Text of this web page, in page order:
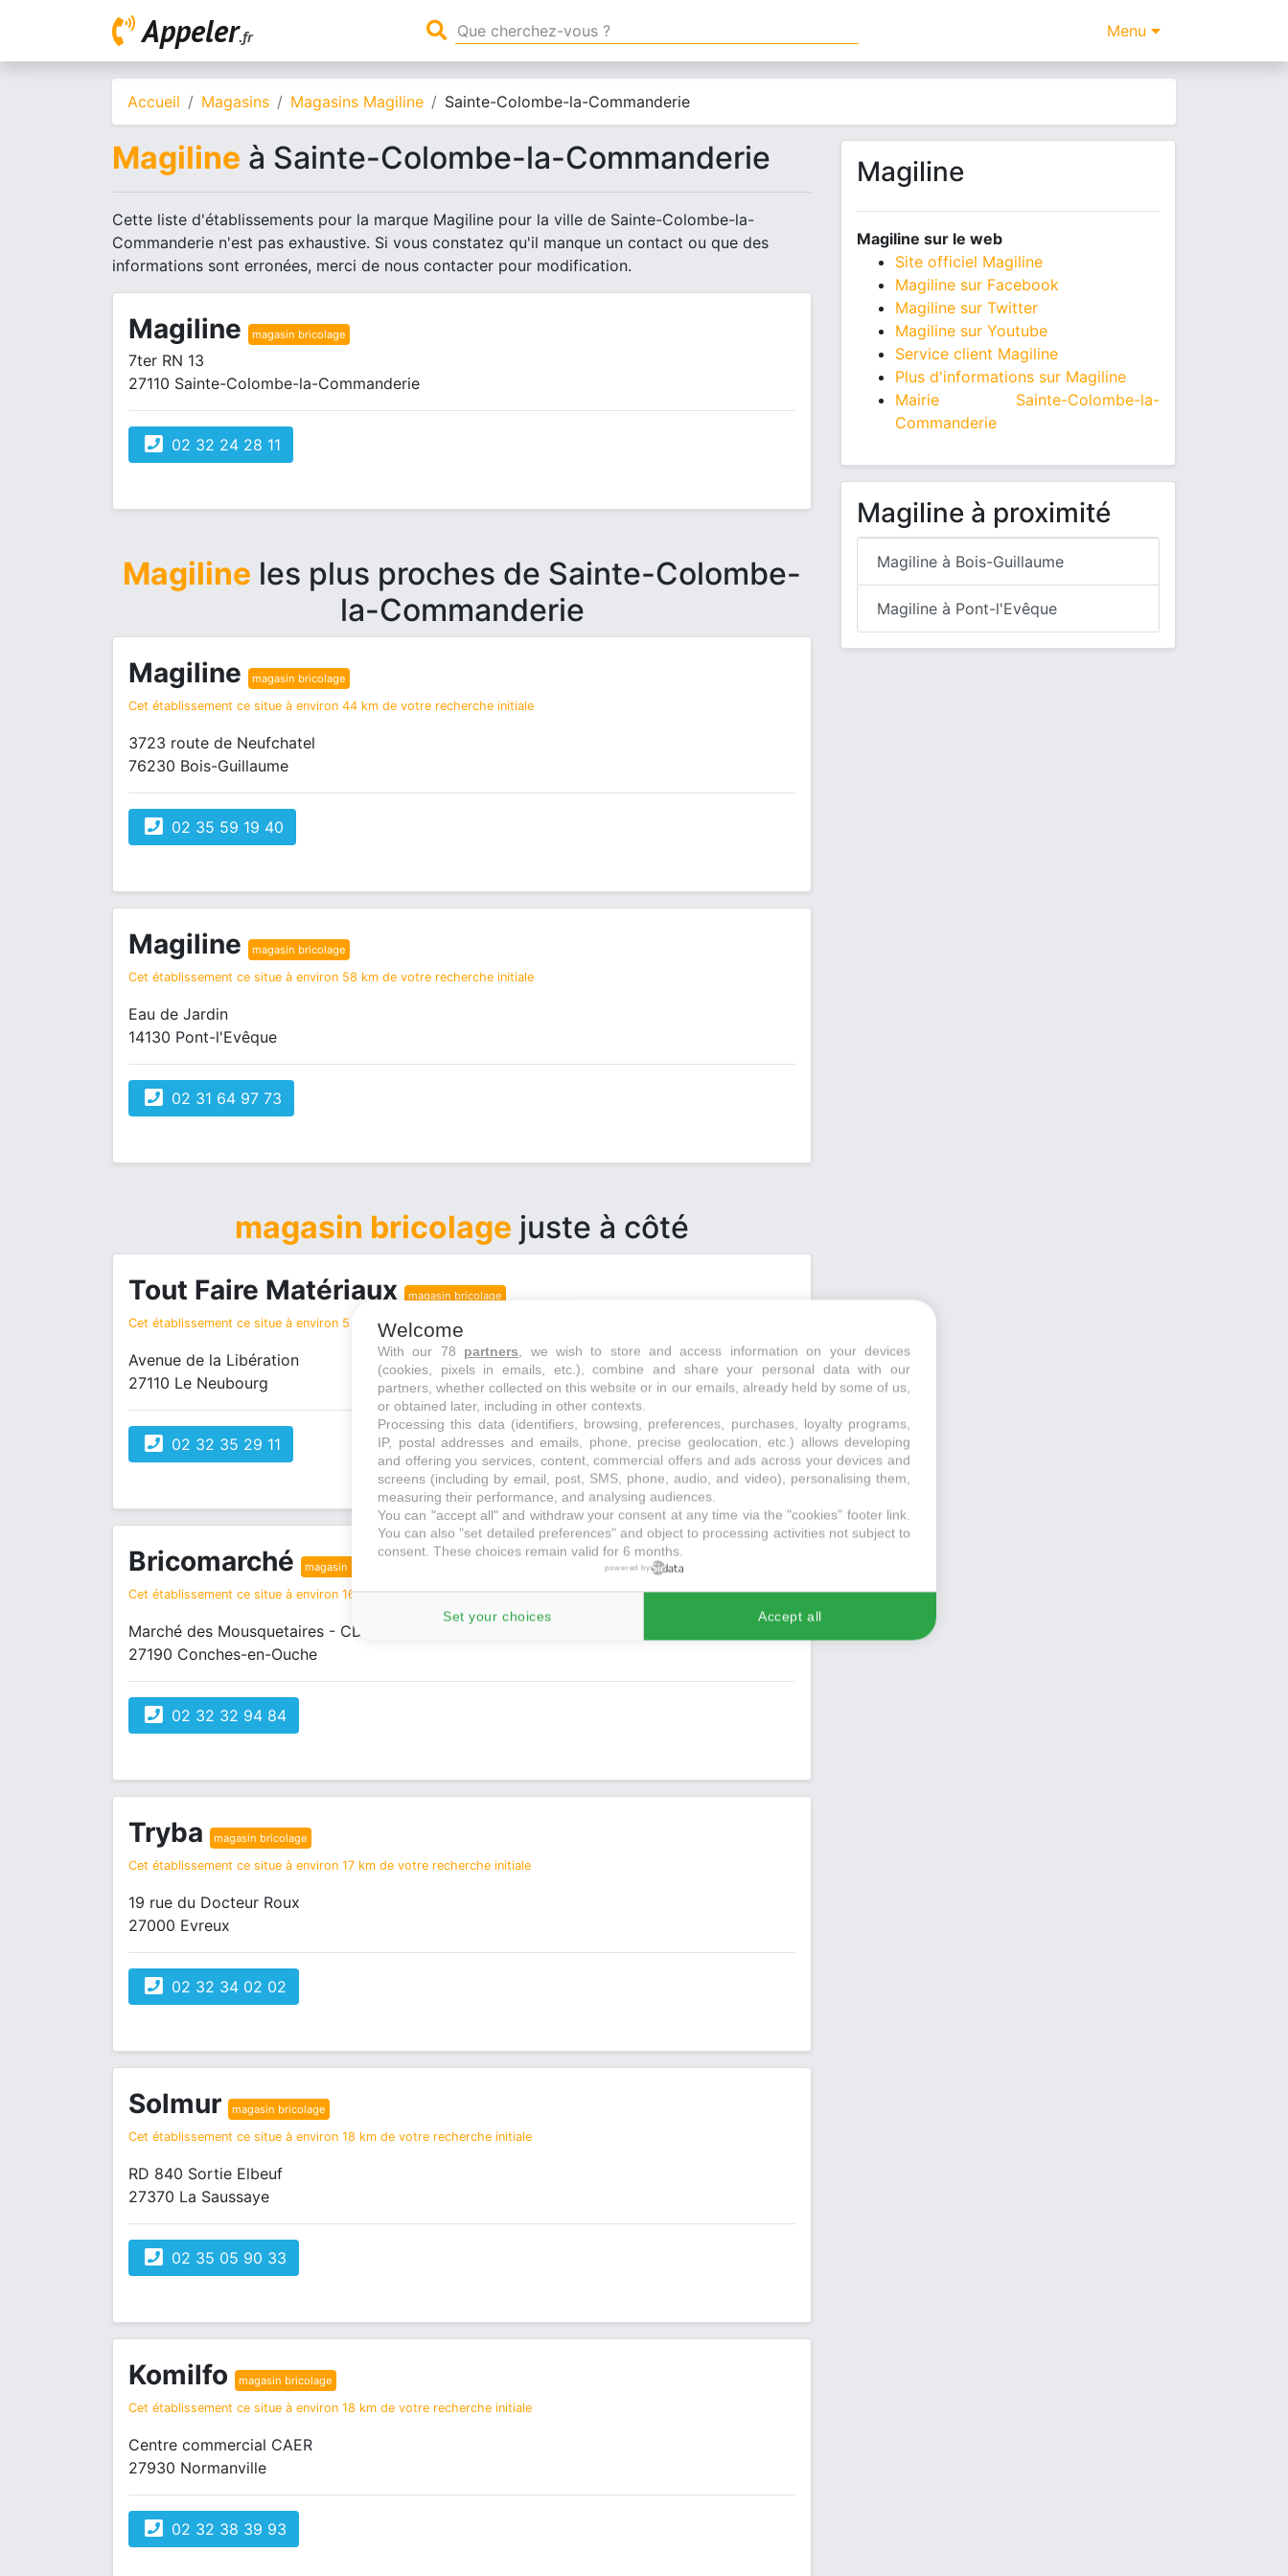
Appeler.fr Menu
Accueil Magasins Magasins Magiline Sainte-Colombe-la-Commanderie
Magiline à Sainte-Colombe-la-Commanderie
Cette liste d'établissements pour la marque Magiline pour la ville de Sainte-Colombe-la-
Commanderie n'est pas exhaustive. Si vous constatez qu'il manque un contact ou que des
informations sont erronées, merci de nous contacter pour modification.
Magiline magasin bricolage
7ter RN 13
27110 Sainte-Colombe-la-Commanderie
02 32 24 28 11
Magiline les plus proches de Sainte-Colombe-
la-Commanderie
Magiline magasin bricolage
Cet établissement ce situe à environ 44 km de votre recherche initiale
3723 route de Neufchatel
76230 Bois-Guillaume
02 35 59 19 40
Magiline magasin bricolage
Cet établissement ce situe à environ 58 km de votre recherche initiale
Eau de Jardin
14130 Pont-l'Evêque
02 31 64 97 73
magasin bricolage juste à côté
Tout Faire Matériaux magasin bricolage
Cet établissement ce situe à environ 5 km de votre recherche initiale
Avenue de la Libération
27110 Le Neubourg
02 32 35 29 11
Bricomarché magasin bricolage
Cet établissement ce situe à environ 16 km de votre recherche initiale
Marché des Mousquetaires - CD 140
27190 Conches-en-Ouche
02 32 32 94 84
Tryba magasin bricolage
Cet établissement ce situe à environ 17 km de votre recherche initiale
19 rue du Docteur Roux
27000 Evreux
02 32 34 02 02
Solmur magasin bricolage
Cet établissement ce situe à environ 18 km de votre recherche initiale
RD 840 Sortie Elbeuf
27370 La Saussaye
02 35 05 90 33
Komilfo magasin bricolage
Cet établissement ce situe à environ 18 km de votre recherche initiale
Centre commercial CAER
27930 Normanville
02 32 38 39 93
Magiline
Magiline sur le web
Site officiel Magiline
Magiline sur Facebook
Magiline sur Twitter
Magiline sur Youtube
Service client Magiline
Plus d'informations sur Magiline
Mairie Sainte-Colombe-la-
Commanderie
Magiline à proximité
Magiline à Bois-Guillaume
Magiline à Pont-l'Evêque
Welcome
With our 78 partners , we wish to store and access information on your devices
(cookies, pixels in emails, etc.), combine and share your personal data with our
partners, whether collected on this website or in our emails, already held by some of us,
or obtained later, including in other contexts.
Processing this data (identifiers, browsing, preferences, purchases, loyalty programs,
IP, postal addresses and emails, phone, precise geolocation, etc.) allows developing
and offering you services, content, commercial offers and ads across your devices and
screens (including by email, post, SMS, phone, audio, and video), personalising them,
measuring their performance, and analysing audiences.
You can "accept all" and withdraw your consent at any time via the "cookies" footer link
You can also "set detailed preferences" and object to processing activities not subject to
consent. These choices remain valid for 6 months.
powered by
Set your choices Accept all